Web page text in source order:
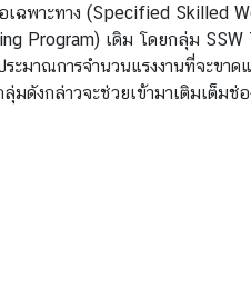
ฉพาะทาง (Specified Skilled
Program) เดิม โดยกลุ่ม
มาณการจำนวนแรงงานที่จะขา
ดังกล่าวจะช่วยเข้ามาเติมเต็มช่